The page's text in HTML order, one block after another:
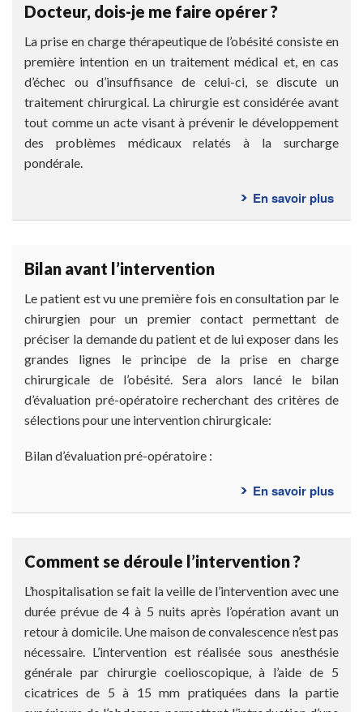
?
Docteur, dois-je me faire opérer ?
La prise en charge thérapeutique de l’obésité consiste en
première intention en un traitement médical et, en cas
d’échec ou d’insuffisance de celui-ci, se discute un
traitement chirurgical. La chirurgie est considérée avant
tout comme un acte visant à prévenir le développement
des problèmes médicaux relatés à la surcharge
pondérale.
En savoir plussur
faire
?
Bilan avant l’intervention
Le patient est vu une première fois en consultation par le
chirurgien pour un premier contact permettant de
préciser la demande du patient et de lui exposer dans les
grandes lignes le principe de la prise en charge
chirurgicale de l’obésité. Sera alors lancé le bilan
d’évaluation pré-opératoire recherchant des critères de
sélections pour une intervention chirurgicale:
Bilan d’évaluation pré-opératoire :
En savoir plussur
Bilan
Comment se déroule l’intervention ?
L’hospitalisation se fait la veille de l’intervention avec une
durée prévue de 4 à 5 nuits après l’opération avant un
retour à domicile. Une maison de convalescence n’est pas
nécessaire. L’intervention est réalisée sous anesthésie
générale par chirurgie coelioscopique, à l’aide de 5
cicatrices de 5 à 15 mm pratiquées dans la partie